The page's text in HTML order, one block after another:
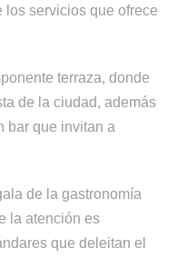
los servicios que ofrece
terraza, donde
de la ciudad, además
bar que invitan a
de la gastronomía
la atención es
que deleitan el